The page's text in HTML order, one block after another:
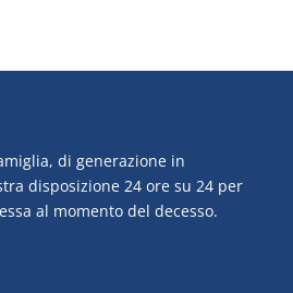
di generazione in
disposizione 24 ore su 24 per
al momento del decesso.